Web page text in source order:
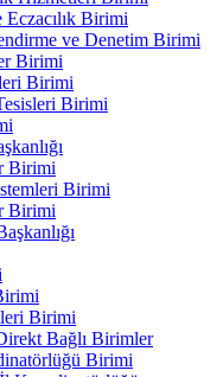
Birimi
ve Denetim Birimi
Birimi
Birimi
Birimi
Birimi
Birimi
Birimi
Birimi
Bağlı Birimler
Birimi